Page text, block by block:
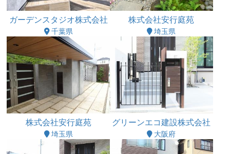
ガーデンスタジオ株式会社
千葉県
株式会社安行庭苑
埼玉県
株式会社安行庭苑
埼玉県
グリーンエコ建設株式会社
大阪府